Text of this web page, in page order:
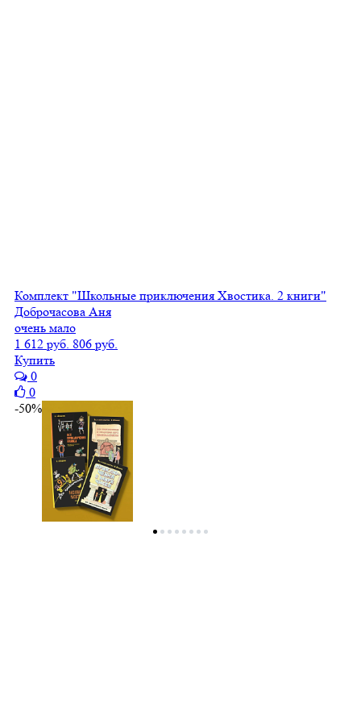
Комплект "Школьные приключения Хвостика. 2 книги"
Доброчасова Аня
очень мало
1 612 руб. 806 руб.
Купить
0
0
-50%